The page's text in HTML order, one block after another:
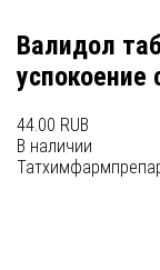
Валидол
успокоение
44.00 RUB
В наличии